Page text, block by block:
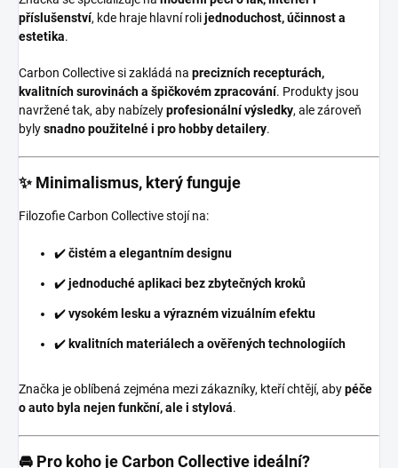
příslušenství, kde hraje hlavní rolijednoduchost, účinnost a
estetika.
Carbon Collective si zakládá na precizních recepturách,
kvalitních surovinách a špičkovém zpracování. Produkty jsou
navržené tak, aby nabízelyprofesionální výsledky, ale zároveň
bylysnadno použitelné i pro hobby detailery.
✨ Minimalismus, který funguje
Filozofie Carbon Collective stojí na:
✔️čistém a elegantním designu
✔️jednoduché aplikaci bez zbytečných kroků
✔️vysokém lesku a výrazném vizuálním efektu
✔️ kvalitních materiálech a ověřených technologiích
Značka je oblíbená zejména mezi zákazníky, kteří chtějí, abypéče
o auto byla nejen funkční, ale i stylová.
🚘 Pro koho je Carbon Collective ideální?